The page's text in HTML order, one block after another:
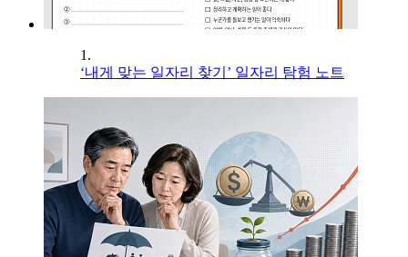
1.
‘내게 맞는 일자리 찾기’ 일자리 탐험 노트